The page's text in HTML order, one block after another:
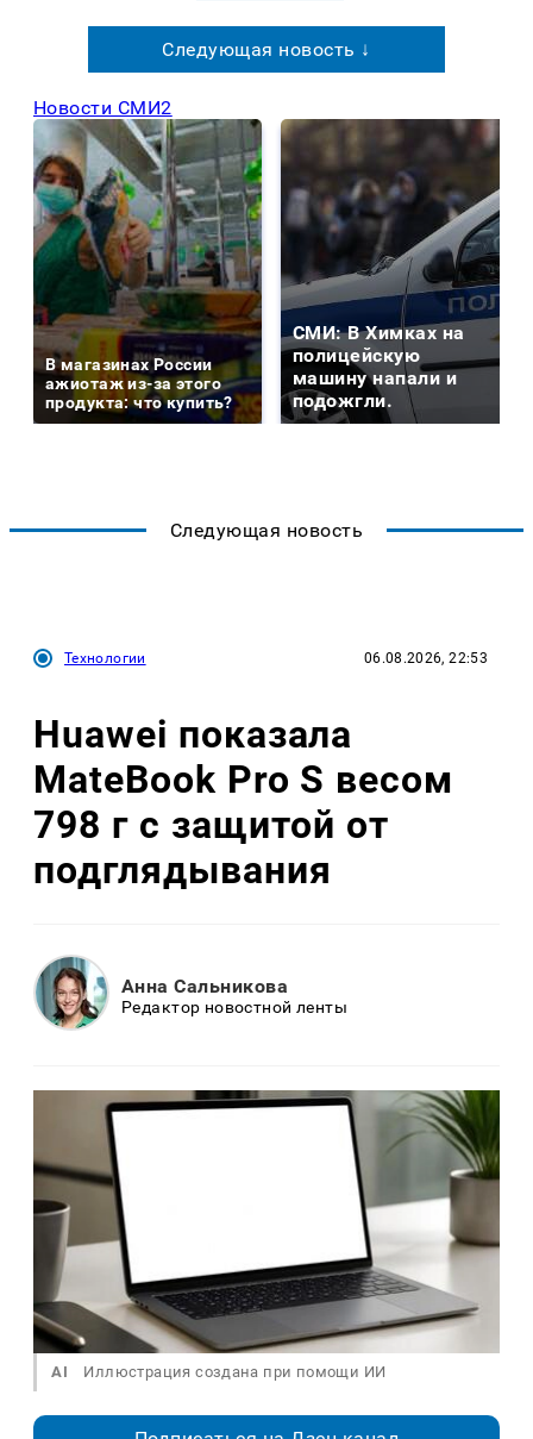
Следующая новость ↓
Новости СМИ2
В магазинах России
ажиотаж из-за этого
продукта: что купить?
СМИ: В Химках на
полицейскую
машину напали и
подожгли.
Следующая новость
Технологии 06.08.2026, 22:53
Huawei показала
MateBook Pro S весом
798 г с защитой от
подглядывания
Анна Сальникова
Редактор новостной ленты
AI Иллюстрация создана при помощи ИИ